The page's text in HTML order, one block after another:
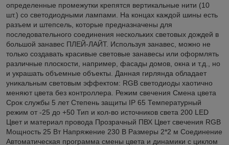
определенные промежутки крепятся вертикальные нити (10
шт.) со светодиодными лампами. На концах каждой шины есть
разъем и штепсель, которые предназначены для
последовательного соединения нескольких световых дождей в
большой занавес ПЛЕЙ-ЛАЙТ. Используя занавес, можно не
только создавать красивые световые занавесы или оформлять
различные плоскости, например, фасады домов, окна и т.д., но
и украшать объемные объекты. Данная гирлянда обладает
уникальным световым эффектом: RGB светодиоды хаотично
меняют цвета без контроллера. Режим свечения Смена цвета
Срок службы 5 лет Степень защиты IP 65 Температурный
режим от -25 до +50 Тип и кол-во источников света 200 LED
Цвет и материал провода Прозрачный ПВХ Цвет свечения RGB
Мощность 25 Вт Напряжение 230 В Размеры 2*2 м Соединение
Автоматическая программа смены цвета и динамики с циклом